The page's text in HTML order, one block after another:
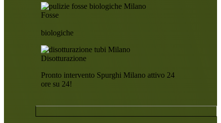
Fosse
biologiche
Disotturazione
Pronto intervento Spurghi Milano attivo 24
ore su 24!